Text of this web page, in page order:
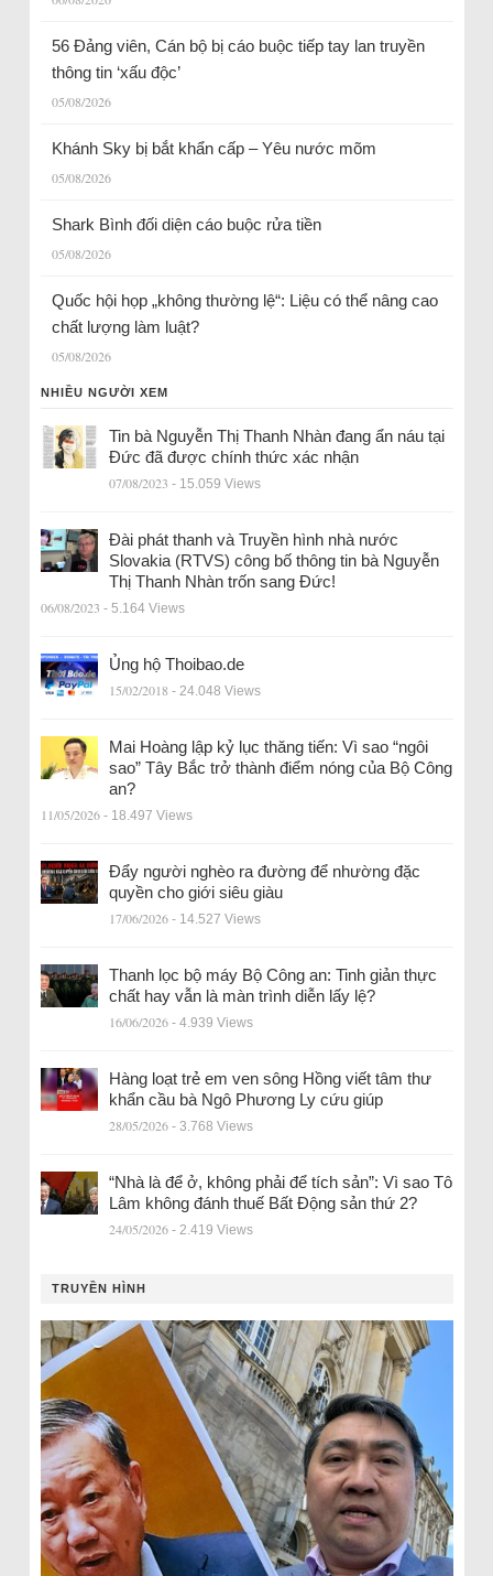
56 Đảng viên, Cán bộ bị cáo buộc tiếp tay lan truyền
thông tin ‘xấu độc’
05/08/2026
Khánh Sky bị bắt khẩn cấp – Yêu nước mõm
05/08/2026
Shark Bình đối diện cáo buộc rửa tiền
05/08/2026
Quốc hội họp „không thường lệ“: Liệu có thể nâng cao
chất lượng làm luật?
05/08/2026
NHIỀU NGƯỜI XEM
Tin bà Nguyễn Thị Thanh Nhàn đang ẩn náu tại
Đức đã được chính thức xác nhận
07/08/2023 - 15.059 Views
Đài phát thanh và Truyền hình nhà nước
Slovakia (RTVS) công bố thông tin bà Nguyễn
Thị Thanh Nhàn trốn sang Đức!
06/08/2023 - 5.164 Views
Ủng hộ Thoibao.de
15/02/2018 - 24.048 Views
Mai Hoàng lập kỷ lục thăng tiến: Vì sao “ngôi
sao” Tây Bắc trở thành điểm nóng của Bộ Công
an?
11/05/2026 - 18.497 Views
Đẩy người nghèo ra đường để nhường đặc
quyền cho giới siêu giàu
17/06/2026 - 14.527 Views
Thanh lọc bộ máy Bộ Công an: Tinh giản thực
chất hay vẫn là màn trình diễn lấy lệ?
16/06/2026 - 4.939 Views
Hàng loạt trẻ em ven sông Hồng viết tâm thư
khẩn cầu bà Ngô Phương Ly cứu giúp
28/05/2026 - 3.768 Views
“Nhà là để ở, không phải để tích sản”: Vì sao Tô
Lâm không đánh thuế Bất Động sản thứ 2?
24/05/2026 - 2.419 Views
TRUYỀN HÌNH